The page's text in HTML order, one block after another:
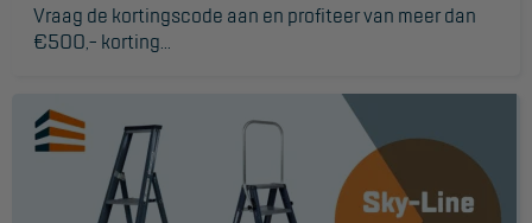
Vraag de kortingscode aan en profiteer van meer dan
€500,- korting...